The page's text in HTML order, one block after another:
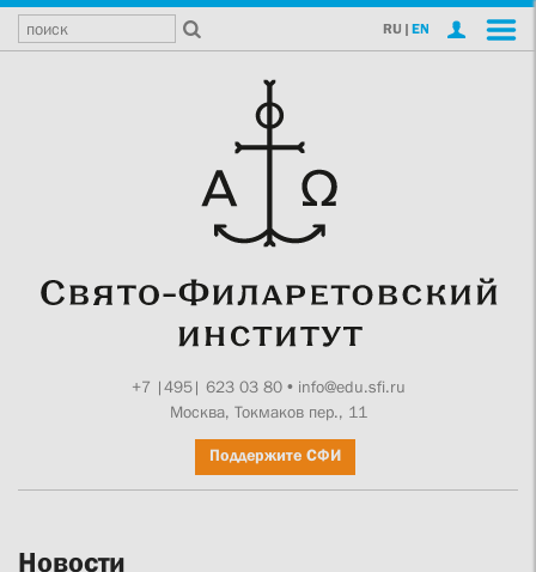
RU | EN
+7 |495| 623 03 80• info@edu.sfi.ru
Москва, Токмаков пер., 11
Поддержите СФИ
Новости